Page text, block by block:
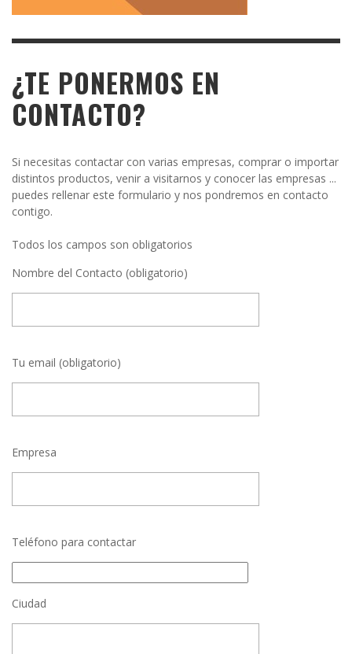
¿TE PONERMOS EN
CONTACTO?
Si necesitas contactar con varias empresas, comprar o importar
distintos productos, venir a visitarnos y conocer las empresas ...
puedes rellenar este formulario y nos pondremos en contacto
contigo.
Todos los campos son obligatorios
Nombre del Contacto (obligatorio)
Tu email (obligatorio)
Empresa
Teléfono para contactar
Ciudad